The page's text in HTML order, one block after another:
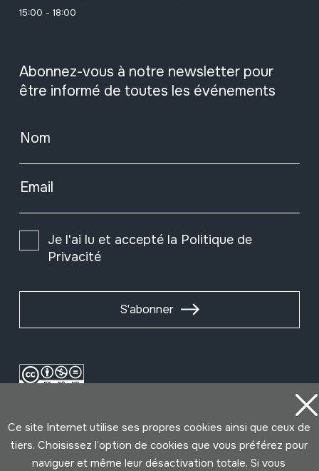
15:00 - 18:00
Abonnez-vous à notre newsletter pour
être informé de toutes les événements
Nom
Email
Je l'ai lu et accepté la Politique de
Privacité
S'abonner
Ce site Internet utilise ses propres cookies ainsi que ceux de
tiers. Choisissez l’option de cookies que vous préférez pour
naviguer et même leur désactivation totale. Si vous